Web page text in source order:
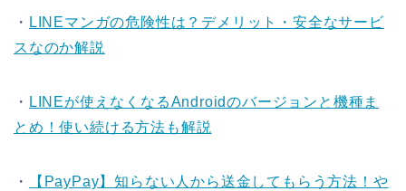
・ LINEマンガの危険性は？デメリット・安全なサービ
スなのか解説
・ LINEが使えなくなるAndroidのバージョンと機種ま
とめ！使い続ける方法も解説
・ 【PayPay】知らない人から送金してもらう方法！や